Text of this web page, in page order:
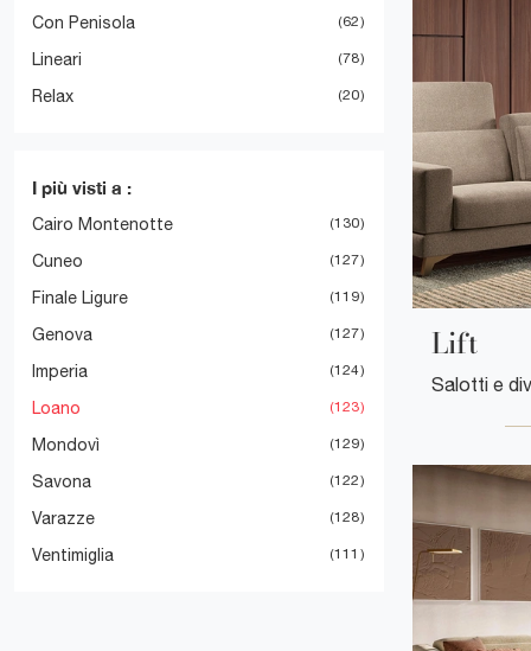
Con Penisola 62
Lineari 78
Relax 20
I più visti a :
Cairo Montenotte 130
Cuneo 127
Finale Ligure 119
Genova 127
Imperia 124
Loano 123
Mondovì 129
Savona 122
Varazze 128
Ventimiglia 111
Lift